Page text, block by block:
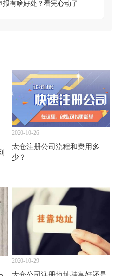
有啥好处？看完心动了
2020-10-26
太仓注册公司流程和费用多
少？
2020-10-29